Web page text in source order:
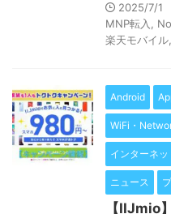
2025/7/1
MNP転入
楽天モバイル
Android
WiFi・
インターネッ
ニュース
【IIJmio